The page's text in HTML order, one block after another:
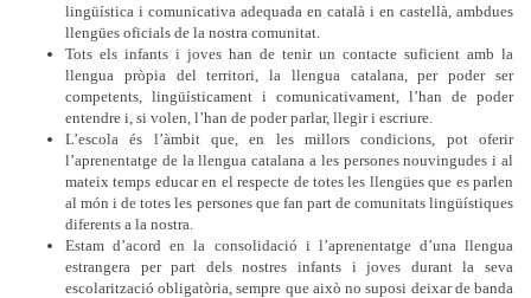
lingüística i comunicativa adequada en català i en castellà, ambdues
llengües oficials de la nostra comunitat.
Tots els infants i joves han de tenir un contacte suficient amb la
llengua pròpia del territori, la llengua catalana, per poder ser
competents, lingüísticament i comunicativament, l’han de poder
entendre i, si volen, l’han de poder parlar, llegir i escriure.
L’escola és l’àmbit que, en les millors condicions, pot oferir
l’aprenentatge de la llengua catalana a les persones nouvingudes i al
mateix temps educar en el respecte de totes les llengües que es parlen
al món i de totes les persones que fan part de comunitats lingüístiques
diferents a la nostra.
Estam d’acord en la consolidació i l’aprenentatge d’una llengua
estrangera per part dels nostres infants i joves durant la seva
escolarització obligatòria, sempre que això no suposi deixar de banda